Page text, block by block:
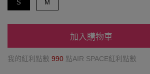
S M
加入購物車
我的紅利點數 990 點AIR SPACE紅利點數